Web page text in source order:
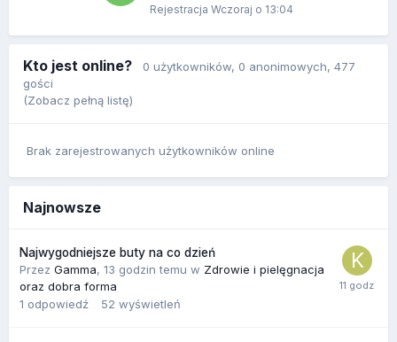
Rejestracja Wczoraj o 13:04
Kto jest online? 0 użytkowników, 0 anonimowych, 477
gości
(Zobacz pełną listę)
Brak zarejestrowanych użytkowników online
Najnowsze
Najwygodniejsze buty na co dzień
Przez Gamma, 13 godzin temu w Zdrowie i pielęgnacja
oraz dobra forma
1 odpowiedź 52 wyświetleń